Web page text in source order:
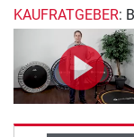
KAUFRATGEBER: